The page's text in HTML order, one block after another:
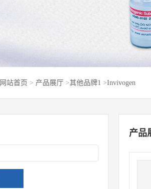
网站首页 > 产品展厅 >其他品牌1 >Invivogen
产品